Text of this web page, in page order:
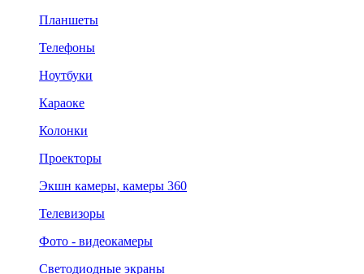
Планшеты
Телефоны
Ноутбуки
Караоке
Колонки
Проекторы
Экшн камеры, камеры 360
Телевизоры
Фото - видеокамеры
Светодиодные экраны